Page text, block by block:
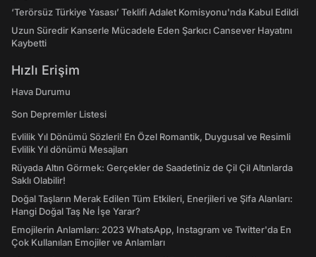
‘Terörsüz Türkiye Yasası’ Teklifi Adalet Komisyonu'nda Kabul Edildi
Uzun Süredir Kanserle Mücadele Eden Şarkıcı Cansever Hayatını
Kaybetti
Hızlı Erişim
Hava Durumu
Son Depremler Listesi
Evlilik Yıl Dönümü Sözleri! En Özel Romantik, Duygusal ve Resimli
Evlilik Yıl dönümü Mesajları
Rüyada Altın Görmek: Gerçekler de Saadetiniz de Çil Çil Altınlarda
Saklı Olabilir!
Doğal Taşların Merak Edilen Tüm Etkileri, Enerjileri ve Şifa Alanları:
Hangi Doğal Taş Ne İşe Yarar?
Emojilerin Anlamları: 2023 WhatsApp, Instagram ve Twitter'da En
Çok Kullanılan Emojiler ve Anlamları